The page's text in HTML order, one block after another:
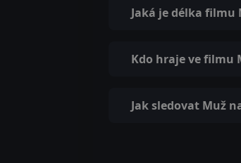
Jaká je délka filmu
Kdo hraje ve filmu
Jak sledovat Muž